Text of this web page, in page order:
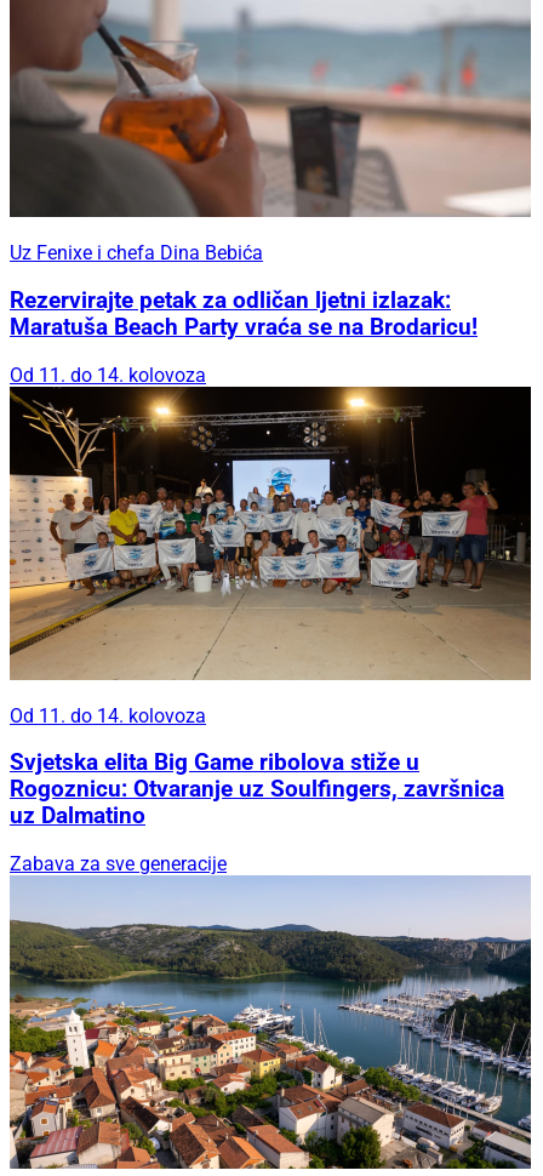
Uz Fenixe i chefa Dina Bebića
Rezervirajte petak za odličan ljetni izlazak:
Maratuša Beach Party vraća se na Brodaricu!
Od 11. do 14. kolovoza
Od 11. do 14. kolovoza
Svjetska elita Big Game ribolova stiže u
Rogoznicu: Otvaranje uz Soulfingers, završnica
uz Dalmatino
Zabava za sve generacije